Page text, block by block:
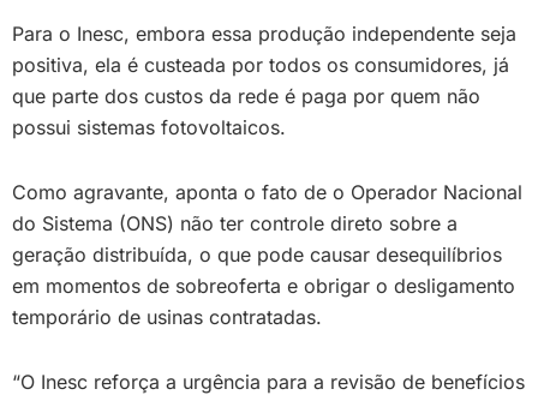
Para o Inesc, embora essa produção independente seja
positiva, ela é custeada por todos os consumidores, já
que parte dos custos da rede é paga por quem não
possui sistemas fotovoltaicos.
Como agravante, aponta o fato de o Operador Nacional
do Sistema (ONS) não ter controle direto sobre a
geração distribuída, o que pode causar desequilíbrios
em momentos de sobreoferta e obrigar o desligamento
temporário de usinas contratadas.
“O Inesc reforça a urgência para a revisão de benefícios